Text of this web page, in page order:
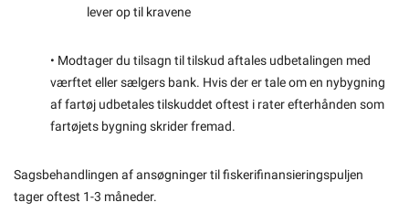
lever op til kravene
• Modtager du tilsagn til tilskud aftales udbetalingen med
værftet eller sælgers bank. Hvis der er tale om en nybygning
af fartøj udbetales tilskuddet oftest i rater efterhånden som
fartøjets bygning skrider fremad.
Sagsbehandlingen af ansøgninger til fiskerifinansieringspuljen
tager oftest 1-3 måneder.